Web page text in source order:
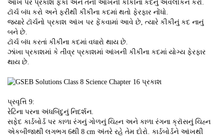
આંખ પર પ્રકાશ ફેંકો અને તેની આંખની કીકીના કદનું અવલોકન કરો.
ટૉર્ચ બંધ કરો અને ફરીથી કીકીના કદમાં થતો ફેરફાર નોંધો.
જ્યારે ટૉર્ચનો પ્રકાશ આંખ પર ફેંકવામાં આવે છે, ત્યારે કીકીનું કદ નાનું
બને છે.
ટૉર્ચ બંધ કરતાં કીકીના કદમાં વધારો થાય છે.
ઝાંખા પ્રકાશમાં કે તીવ્ર પ્રકાશમાં આંખની કીકીના કદમાં યોગ્ય ફેરફાર
થાય છે.
પ્રવૃત્તિ 9:
રેટિના પરના અંધબિંદુનું નિદર્શન.
સફેદ કાર્ડબોર્ડ પર કાળા રંગનું ગોળનું ચિહ્ન અને કાળા રંગના ક્રૉસનું ચિહ્ન
એકબીજાથી લગભગ 6થી 8 cm અંતરે રહે તેમ દોરો. કાર્ડબોર્ડને આંખથી